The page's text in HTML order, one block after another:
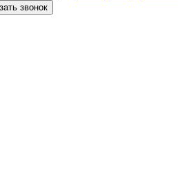
звонок